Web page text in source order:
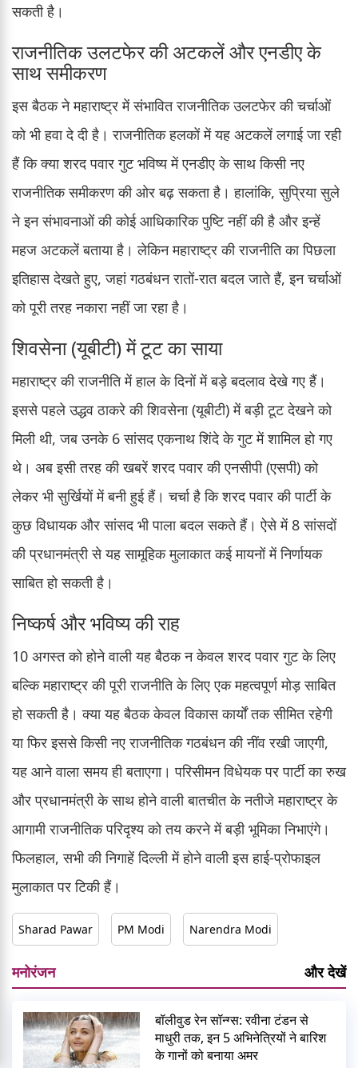
सकती है।
राजनीतिक उलटफेर की अटकलें और एनडीए के
साथ समीकरण
इस बैठक ने महाराष्ट्र में संभावित राजनीतिक उलटफेर की चर्चाओं
को भी हवा दे दी है। राजनीतिक हलकों में यह अटकलें लगाई जा रही
हैं कि क्या शरद पवार गुट भविष्य में एनडीए के साथ किसी नए
राजनीतिक समीकरण की ओर बढ़ सकता है। हालांकि, सुप्रिया सुले
ने इन संभावनाओं की कोई आधिकारिक पुष्टि नहीं की है और इन्हें
महज अटकलें बताया है। लेकिन महाराष्ट्र की राजनीति का पिछला
इतिहास देखते हुए, जहां गठबंधन रातों-रात बदल जाते हैं, इन चर्चाओं
को पूरी तरह नकारा नहीं जा रहा है।
शिवसेना (यूबीटी) में टूट का साया
महाराष्ट्र की राजनीति में हाल के दिनों में बड़े बदलाव देखे गए हैं।
इससे पहले उद्धव ठाकरे की शिवसेना (यूबीटी) में बड़ी टूट देखने को
मिली थी, जब उनके 6 सांसद एकनाथ शिंदे के गुट में शामिल हो गए
थे। अब इसी तरह की खबरें शरद पवार की एनसीपी (एसपी) को
लेकर भी सुर्खियों में बनी हुई हैं। चर्चा है कि शरद पवार की पार्टी के
कुछ विधायक और सांसद भी पाला बदल सकते हैं। ऐसे में 8 सांसदों
की प्रधानमंत्री से यह सामूहिक मुलाकात कई मायनों में निर्णायक
साबित हो सकती है।
निष्कर्ष और भविष्य की राह
10 अगस्त को होने वाली यह बैठक न केवल शरद पवार गुट के लिए
बल्कि महाराष्ट्र की पूरी राजनीति के लिए एक महत्वपूर्ण मोड़ साबित
हो सकती है। क्या यह बैठक केवल विकास कार्यों तक सीमित रहेगी
या फिर इससे किसी नए राजनीतिक गठबंधन की नींव रखी जाएगी,
यह आने वाला समय ही बताएगा। परिसीमन विधेयक पर पार्टी का रुख
और प्रधानमंत्री के साथ होने वाली बातचीत के नतीजे महाराष्ट्र के
आगामी राजनीतिक परिदृश्य को तय करने में बड़ी भूमिका निभाएंगे।
फिलहाल, सभी की निगाहें दिल्ली में होने वाली इस हाई-प्रोफाइल
मुलाकात पर टिकी हैं।
Sharad Pawar PM Modi Narendra Modi
मनोरंजन और देखें
बॉलीवुड रेन सॉन्ग्स: रवीना टंडन से
माधुरी तक, इन 5 अभिनेत्रियों ने बारिश
के गानों को बनाया अमर